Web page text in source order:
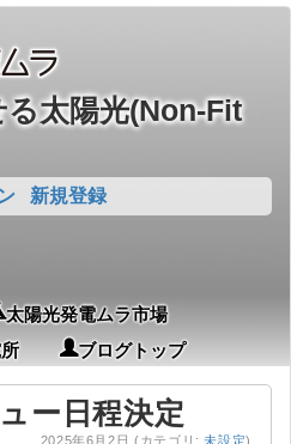
太陽光(Non-Fit
新規登録
太陽光発電ムラ市場
ブログトップ
ー日程決定
2025年6月2日 (カテゴリ:未設定)